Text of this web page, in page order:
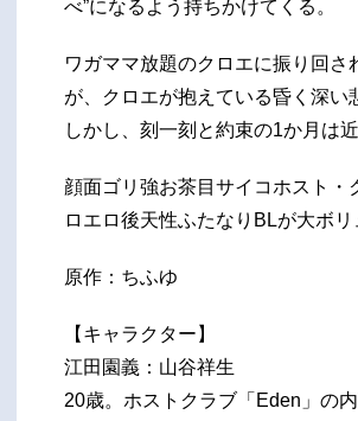
べ”になるよう持ちかけてくる。
ワガママ放題のクロエに振り回
が、クロエが抱えている昏く深い
しかし、刻一刻と約束の1か月は
顔面ゴリ強お茶目サイコホスト
ロエロ後天性ふたなりBLが大ボ
原作：ちふゆ
【キャラクター】
江田園義：山谷祥生
20歳。ホストクラブ「Eden」の内